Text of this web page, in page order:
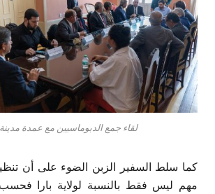
لقاء جمع الدبوماسيين مع عمدة مدينة
مهم ليس فقط بالنسبة لولاية بارا